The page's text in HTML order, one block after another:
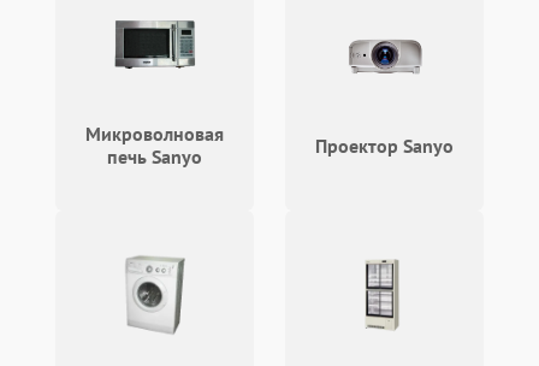
Сбои в работе таймера
Микроволновая
печь Sanyo
Проектор Sanyo